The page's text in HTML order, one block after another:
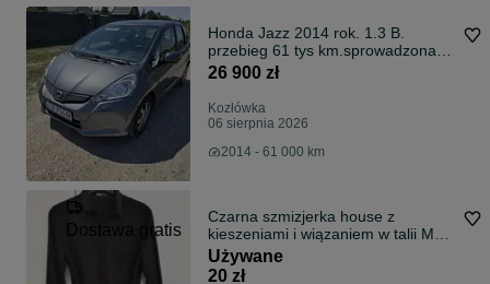
Honda Jazz 2014 rok. 1.3 B.
przebieg 61 tys km.sprowadzona
zarejestrowana w PL.
26 900 zł
Kozłówka
06 sierpnia 2026
2014 - 61 000 km
Dostawa gratis
Czarna szmizjerka house z
kieszeniami i wiązaniem w talii Must
have !
Używane
20 zł